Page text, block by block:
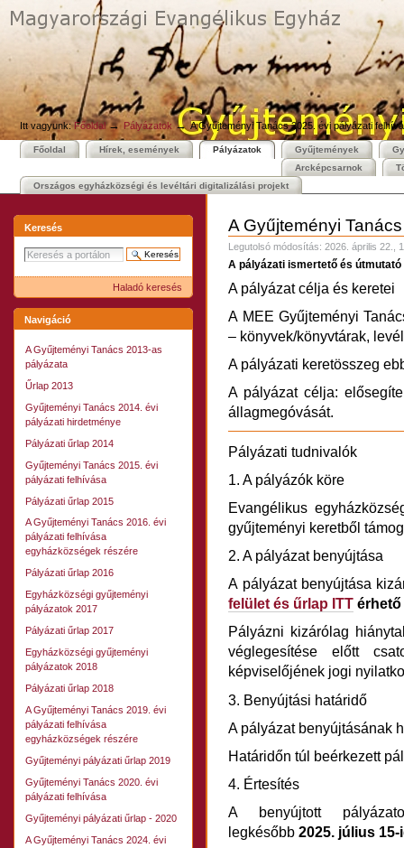
tartalomhoz
Ugrás
navigációhoz
eszközök
Itt vagyunk: Főoldal → Pályázatok→A Gyűjteményi Tanács 2025. évi pályázati
Főoldal Hírek, események Pályázatok Gyűjtemények
Arcképcsarnok
Országos egyházközségi és levéltári digitalizálási projekt
Keresés
Haladó keresés
Navigáció
A Gyűjteményi Tanács 2013-as
pályázata
Űrlap 2013
Gyűjteményi Tanács 2014. évi
pályázati hirdetménye
Pályázati űrlap 2014
Gyűjteményi Tanács 2015. évi
pályázati felhívása
Pályázati űrlap 2015
A Gyűjteményi Tanács 2016. évi
pályázati felhívása
egyházközségek részére
Pályázati űrlap 2016
Egyházközségi gyűjteményi
pályázatok 2017
Pályázati űrlap 2017
Egyházközségi gyűjteményi
pályázatok 2018
Pályázati űrlap 2018
A Gyűjteményi Tanács 2019. évi
pályázati felhívása
egyházközségek részére
Gyűjteményi pályázati űrlap 2019
Gyűjteményi Tanács 2020. évi
pályázati felhívása
Gyűjteményi pályázati űrlap - 2020
A Gyűjteményi Tanács 2024. évi
A Gyűjteményi
Legutolsó módosítás: 2026. április 22.,
A pályázati ismertető és
A pályázat célja és keretei
A MEE Gyűjteményi
– könyvek/könyvtárak,
A pályázati keretösszeg
A pályázat célja:
állagmegóvását.
Pályázati tudnivalók
1. A pályázók köre
Evangélikus
gyűjteményi keretből
2. A pályázat benyújtása
A pályázat benyújtása
felület és űrlap ITT érhető
Pályázni kizárólag
véglegesítése előtt
képviselőjének jogi
3. Benyújtási határidő
A pályázat benyújtásának
Határidőn túl beérkezett
4. Értesítés
A benyújtott
legkésőbb2025. július 15-